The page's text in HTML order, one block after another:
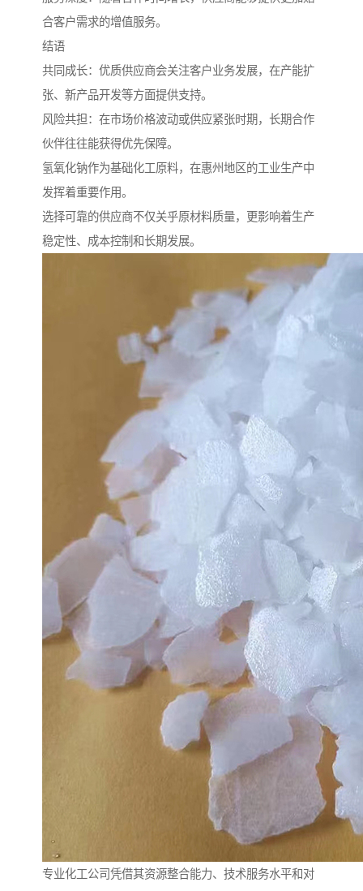
合客户需求的增值服务。
结语
共同成长：优质供应商会关注客户业务发展，在产能扩
张、新产品开发等方面提供支持。
风险共担：在市场价格波动或供应紧张时期，长期合作
伙伴往往能获得优先保障。
氢氧化钠作为基础化工原料，在惠州地区的工业生产中
发挥着重要作用。
选择可靠的供应商不仅关乎原材料质量，更影响着生产
稳定性、成本控制和长期发展。
专业化工公司凭借其资源整合能力、技术服务水平和对